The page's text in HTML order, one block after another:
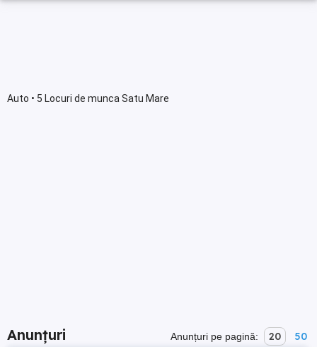
Auto • 5 Locuri de munca Satu Mare
Anunțuri Anunțuri pe pagină: 20 50